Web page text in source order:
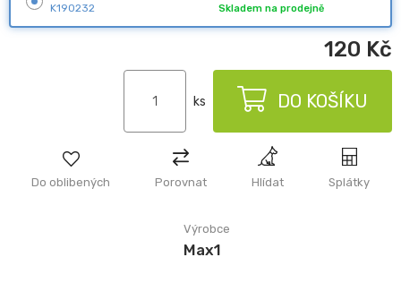
Výrobce
Max1
Do oblibených Porovnat Hlídat Splátky
K190232 Skladem na prodejně
120 Kč
ks DO KOŠÍKU